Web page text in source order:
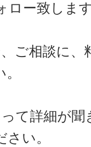
ロー致しま
ご相談に
て詳細が
い。